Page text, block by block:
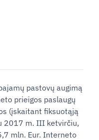
pastovų augimą
prieigos paslaugų
(įskaitant fiksuotąją
2017 m. III ketvirčiu,
mln. Eur. Interneto